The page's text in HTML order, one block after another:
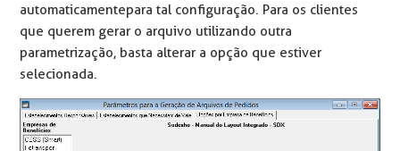
automaticamente para tal configuração. Para os clientes
que querem gerar o arquivo utilizando outra
parametrização, basta alterar a opção que estiver
selecionada.